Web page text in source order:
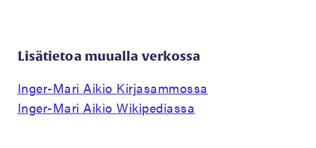
Lisätietoa muualla verkossa
Inger-Mari Aikio Kirjasammossa
Inger-Mari Aikio Wikipediassa